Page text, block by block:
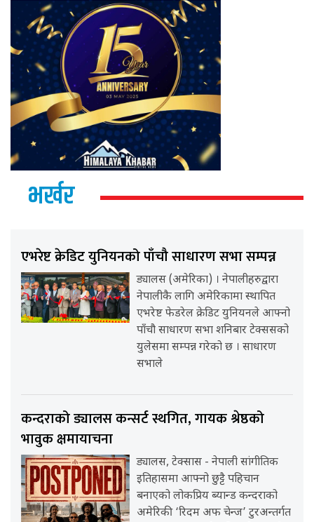
भर्खर
एभरेष्ट क्रेडिट युनियनको पाँचौ साधारण सभा सम्पन्न
ड्यालस (अमेरिका) । नेपालीहरुद्वारा
नेपालीकै लागि अमेरिकामा स्थापित
एभरेष्ट फेडरेल क्रेडिट युनियनले आफ्नो
पाँचौ साधारण सभा शनिबार टेक्ससको
युलेसमा सम्पन्न गरेको छ । साधारण
सभाले
कन्दराको ड्यालस कन्सर्ट स्थगित, गायक श्रेष्ठको
भावुक क्षमायाचना
ड्यालस, टेक्सास - नेपाली सांगीतिक
इतिहासमा आफ्नो छुट्टै पहिचान
बनाएको लोकप्रिय ब्यान्ड कन्दराको
अमेरिकी ‘रिदम अफ चेन्ज’ टुरअन्तर्गत